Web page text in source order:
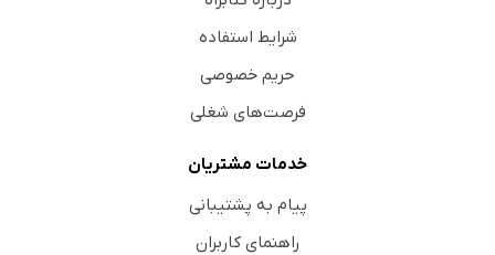
شرایط استفاده
حریم خصوصی
فرصت‌های شغلی
خدمات مشتریان
پیام به پشتیبانی
راهنمای کاربران